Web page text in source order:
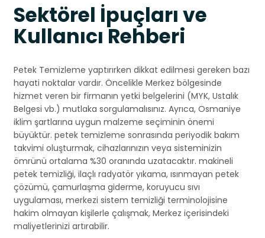
Sektörel İpuçları ve
Kullanıcı Rehberi
Petek Temizleme yaptırırken dikkat edilmesi gereken bazı
hayati noktalar vardır. Öncelikle Merkez bölgesinde
hizmet veren bir firmanın yetki belgelerini (MYK, Ustalık
Belgesi vb.) mutlaka sorgulamalısınız. Ayrıca, Osmaniye
iklim şartlarına uygun malzeme seçiminin önemi
büyüktür. petek temizleme sonrasında periyodik bakım
takvimi oluşturmak, cihazlarınızın veya sisteminizin
ömrünü ortalama %30 oranında uzatacaktır. makineli
petek temizliği, ilaçlı radyatör yıkama, ısınmayan petek
çözümü, çamurlaşma giderme, koruyucu sıvı
uygulaması, merkezi sistem temizliği terminolojisine
hakim olmayan kişilerle çalışmak, Merkez içerisindeki
maliyetlerinizi artırabilir.